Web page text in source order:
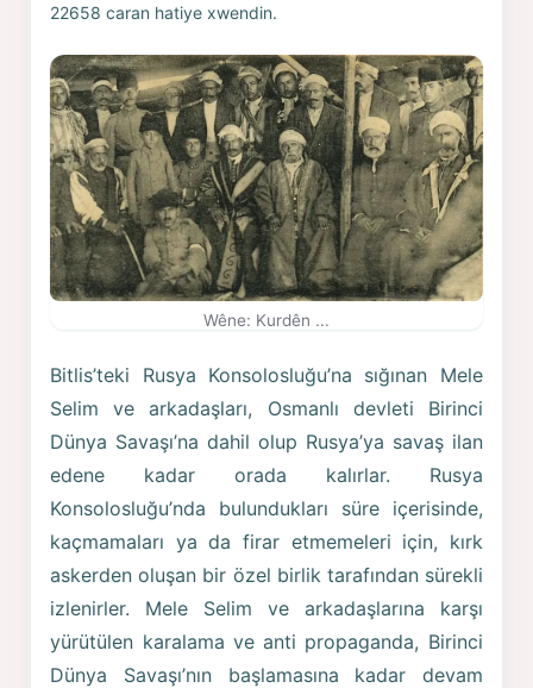
22658 caran hatiye xwendin.
Wêne: Kurdên ...
Bitlis’teki Rusya Konsolosluğu’na sığınan Mele
Selim ve arkadaşları, Osmanlı devleti Birinci
Dünya Savaşı’na dahil olup Rusya’ya savaş ilan
edene kadar orada kalırlar. Rusya
Konsolosluğu’nda bulundukları süre içerisinde,
kaçmamaları ya da firar etmemeleri için, kırk
askerden oluşan bir özel birlik tarafından sürekli
izlenirler. Mele Selim ve arkadaşlarına karşı
yürütülen karalama ve anti propaganda, Birinci
Dünya Savaşı’nın başlamasına kadar devam